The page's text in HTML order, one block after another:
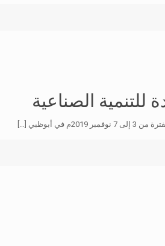
الصناعية
أبوظبي […]